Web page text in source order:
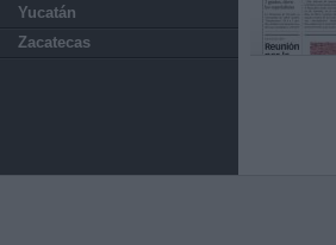
Yucatán
Zacatecas